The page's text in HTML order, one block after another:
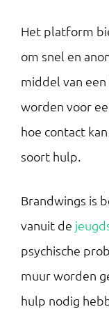
Het platform
om snel en
middel van
worden voor
hoe contact
soort hulp.
Brandwings is
vanuit de
psychische
muur worden
hulp nodig